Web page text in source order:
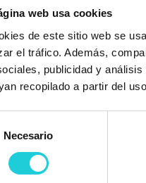
web usa cookies
de este sitio web se
el tráfico. Además,
publicidad y
recopilado a partir del
Necesario
se
horas sentadas o en
pueden provocar
aparece tras un